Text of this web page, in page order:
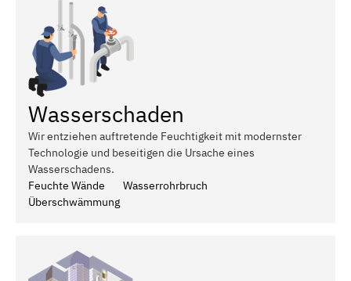
Wasserschaden
Wir entziehen auftretende Feuchtigkeit mit modernster
Technologie und beseitigen die Ursache eines
Wasserschadens.
Feuchte Wände
Wasserrohrbruch
Überschwämmung